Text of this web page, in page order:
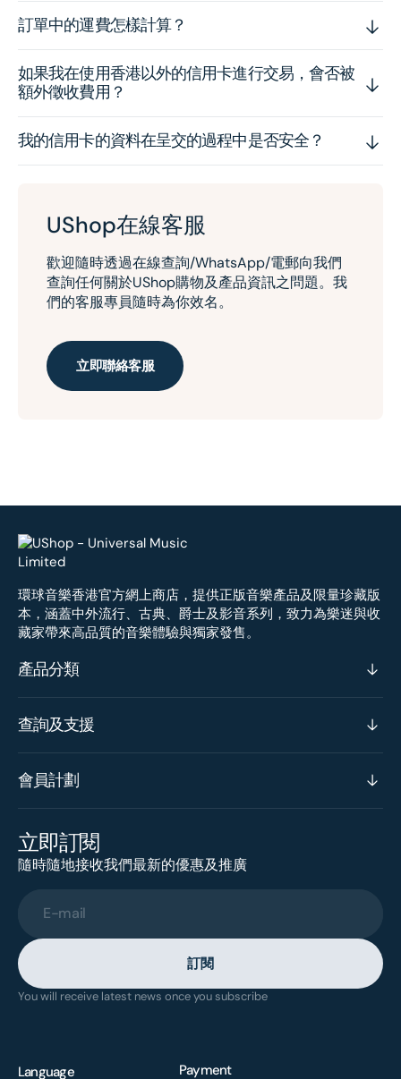
訂單中的運費怎樣計算？
如果我在使用香港以外的信用卡進行交易，會否被
額外徵收費用？
我的信用卡的資料在呈交的過程中是否安全？
UShop在線客服
歡迎隨時透過在線查詢/WhatsApp/電郵向我們
查詢任何關於UShop購物及產品資訊之問題。我
們的客服專員隨時為你效名。
立即聯絡客服
環球音樂香港官方網上商店，提供正版音樂產品及限量珍藏版
本，涵蓋中外流行、古典、爵士及影音系列，致力為樂迷與收
藏家帶來高品質的音樂體驗與獨家發售。
產品分類
查詢及支援
會員計劃
立即訂閱
隨時隨地接收我們最新的優惠及推廣
E-mail
訂閱
You will receive latest news once you subscribe
Language Payment